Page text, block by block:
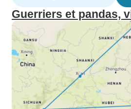
Guerriers et pandas,